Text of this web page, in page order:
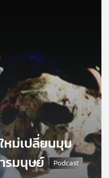
หม่เปลี่ยนมุม
รมนุษย์